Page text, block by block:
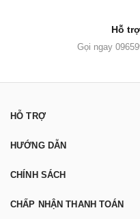
Hỗ
Gọi ngay
HỖ TRỢ
HƯỚNG DẪN
CHÍNH SÁCH
CHẤP NHẬN THANH TOÁN